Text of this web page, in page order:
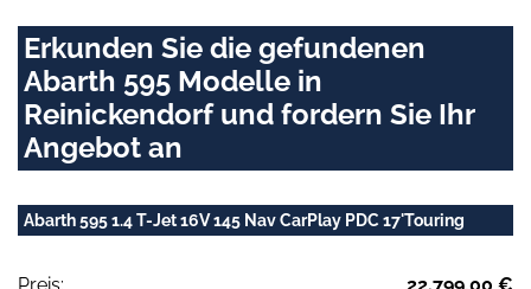
Erkunden Sie die gefundenen
Abarth 595 Modelle in
Reinickendorf und fordern Sie Ihr
Angebot an
Abarth 595 1.4 T-Jet 16V 145 Nav CarPlay PDC 17'Touring